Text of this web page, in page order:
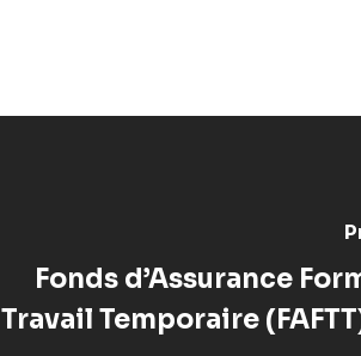
Fonds d’Assurance
Travail Temporaire